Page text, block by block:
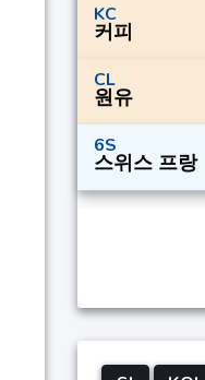
KC
커피
CL
원유
6S
스위스 프랑